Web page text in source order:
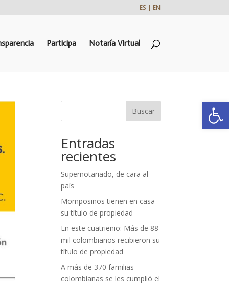
ES | EN
Participa Notaría Virtual
Buscar
Entradas
recientes
Supernotariado, de cara al
país
Momposinos tienen en casa
su título de propiedad
En este cuatrienio: Más de 88
mil colombianos recibieron su
título de propiedad
A más de 370 familias
colombianas se les cumplió el